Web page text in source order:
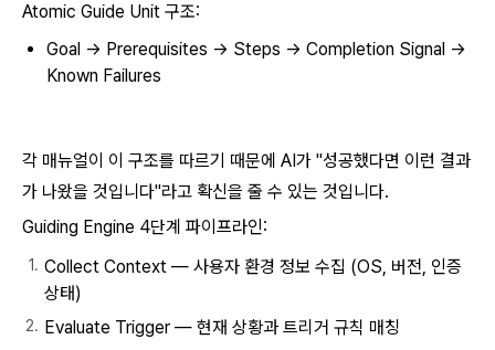
Atomic Guide Unit 구조:
Goal → Prerequisites → Steps → Completion Signal →
Known Failures
각 매뉴얼이 이 구조를 따르기 때문에 AI가 "성공했다면 이런 결과
가 나왔을 것입니다"라고 확신을 줄 수 있는 것입니다.
Guiding Engine 4단계 파이프라인:
Collect Context — 사용자 환경 정보 수집 (OS, 버전, 인증
상태)
Evaluate Trigger — 현재 상황과 트리거 규칙 매칭